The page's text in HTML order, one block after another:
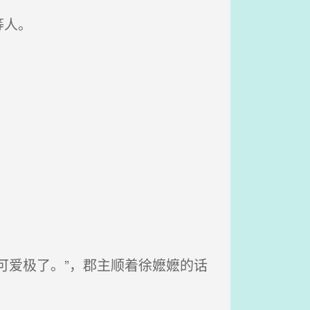
。
极了。”，郡主顺着徐嬷嬷的话